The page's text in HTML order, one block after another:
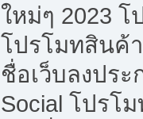
ใหม่ๆ 2023
โปรโมทสินค้
ชื่อเว็บลงปร
Social โปรโ